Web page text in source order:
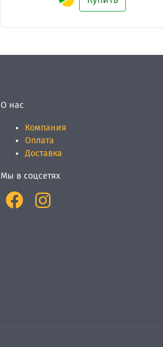
О нас
Компания
Оплата
Доставка
Мы в соцсетях